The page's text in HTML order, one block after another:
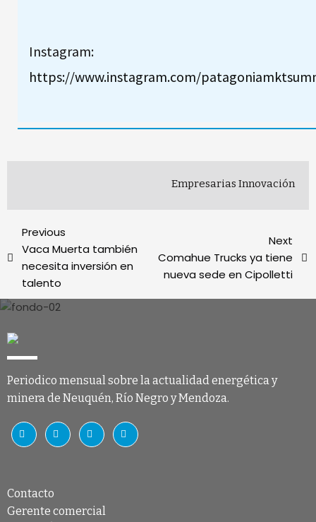
Instagram:
https://www.instagram.com/
Empresarias Innovación
Previous
Vaca Muerta también
necesita inversión en
talento
Next
Comahue Trucks ya tiene
nueva sede en Cipolletti
Periodico mensual sobre la actualidad energética y
minera de Neuquén, Río Negro y Mendoza.
Contacto
Gerente comercial